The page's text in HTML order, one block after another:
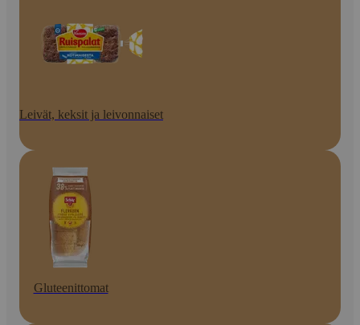
Leivät, keksit ja leivonnaiset
Gluteenittomat